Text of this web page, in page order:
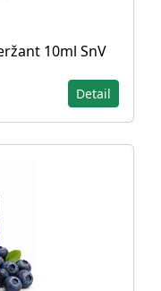
10ml SnV
Detail